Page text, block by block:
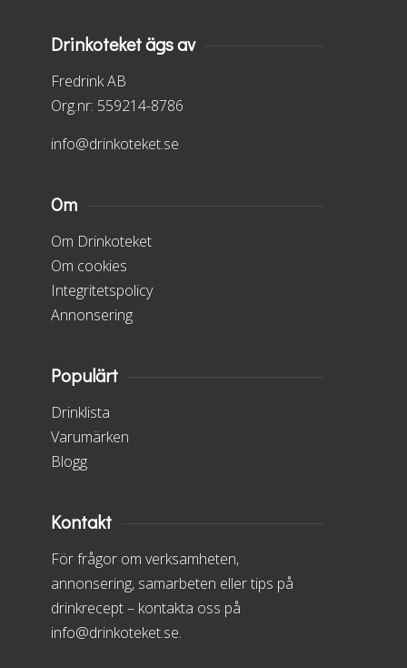
Drinkoteket ägs av
Fredrink AB
Org.nr: 559214-8786
info@drinkoteket.se
Om
Om Drinkoteket
Om cookies
Integritetspolicy
Annonsering
Populärt
Drinklista
Varumärken
Blogg
Kontakt
För frågor om verksamheten,
annonsering, samarbeten eller tips på
drinkrecept – kontakta oss på
info@drinkoteket.se.